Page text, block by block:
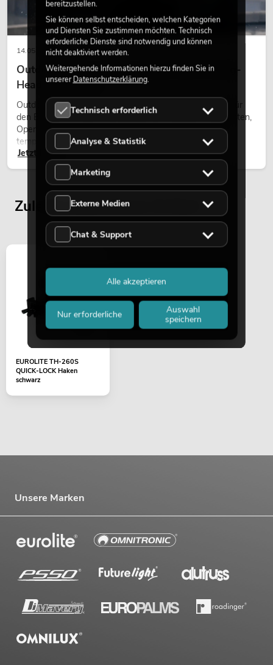
14.05.2026
Outdoor Moving-Heads: Wetterfeste Moving-
Heads bei Events
Outdoor Moving-Heads sind bewegliche Scheinwerfer für
den Einsatz im Freien. Sie werden bei Festivals, Stadtfesten,
Open-Air-Konzerten, Architekturinszenierungen und
temporären Außeninstallationen eingesetzt.
Jetzt lesen
Zuletzt angesehene Artikel
EUROLITE TH-260S
QUICK-LOCK Haken
schwarz
Unsere Marken
bereitzustellen.
Sie können selbst entscheiden, welchen Kategorien
und Diensten Sie zustimmen möchten. Technisch
erforderliche Dienste sind notwendig und können
nicht deaktiviert werden.
Weitergehende Informationen hierzu finden Sie in
unsererDatenschutzerklärung.
Technisch erforderlich
Analyse & Statistik
Marketing
Externe Medien
Chat & Support
Nur erforderliche
Auswahl
speichern
Alle akzeptieren